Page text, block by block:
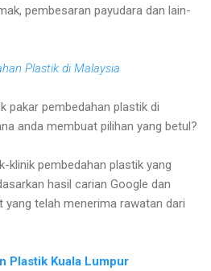
pembesaran payudara dan lain-
Plastik di Malaysia
pakar pembedahan plastik di
anda membuat pilihan yang betul?
klinik pembedahan plastik yang
hasil carian Google dan
yang telah menerima rawatan dari
Plastik Kuala Lumpur